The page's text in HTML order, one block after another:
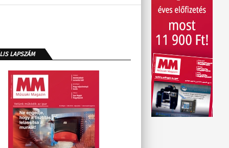
LAPSZÁM